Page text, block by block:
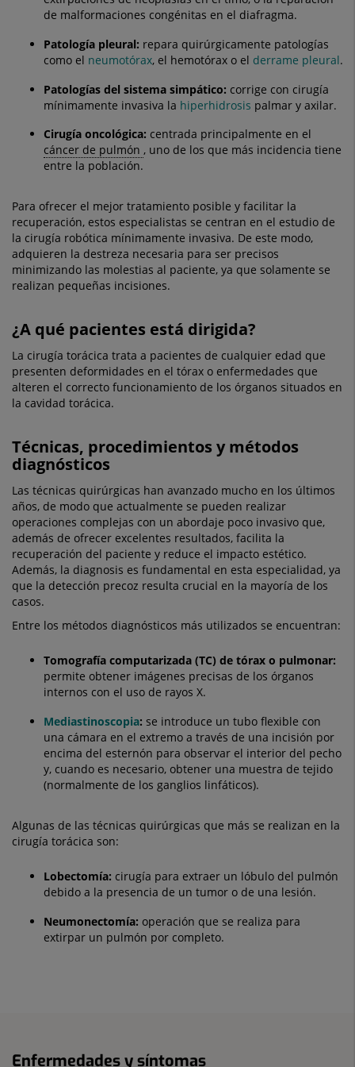
de malformaciones congénitas en el diafragma.
Patología pleural: repara quirúrgicamente patologías
como el neumotórax, el hemotórax o el derrame pleural.
Patologías del sistema simpático: corrige con cirugía
mínimamente invasiva la hiperhidrosis palmar y axilar.
Cirugía oncológica: centrada principalmente en el
cáncer de pulmón , uno de los que más incidencia tiene
entre la población.
Para ofrecer el mejor tratamiento posible y facilitar la
recuperación, estos especialistas se centran en el estudio de
la cirugía robótica mínimamente invasiva. De este modo,
adquieren la destreza necesaria para ser precisos
minimizando las molestias al paciente, ya que solamente se
realizan pequeñas incisiones.
¿A qué pacientes está dirigida?
La cirugía torácica trata a pacientes de cualquier edad que
presenten deformidades en el tórax o enfermedades que
alteren el correcto funcionamiento de los órganos situados en
la cavidad torácica.
Técnicas, procedimientos y métodos
diagnósticos
Las técnicas quirúrgicas han avanzado mucho en los últimos
años, de modo que actualmente se pueden realizar
operaciones complejas con un abordaje poco invasivo que,
además de ofrecer excelentes resultados, facilita la
recuperación del paciente y reduce el impacto estético.
Además, la diagnosis es fundamental en esta especialidad, ya
que la detección precoz resulta crucial en la mayoría de los
casos.
Entre los métodos diagnósticos más utilizados se encuentran:
Tomografía computarizada (TC) de tórax o pulmonar:
permite obtener imágenes precisas de los órganos
internos con el uso de rayos X.
Mediastinoscopia: se introduce un tubo flexible con
una cámara en el extremo a través de una incisión por
encima del esternón para observar el interior del pecho
y, cuando es necesario, obtener una muestra de tejido
(normalmente de los ganglios linfáticos).
Algunas de las técnicas quirúrgicas que más se realizan en la
cirugía torácica son:
Lobectomía: cirugía para extraer un lóbulo del pulmón
debido a la presencia de un tumor o de una lesión.
Neumonectomía: operación que se realiza para
extirpar un pulmón por completo.
Enfermedades y síntomas